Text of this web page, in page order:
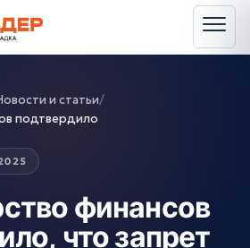
и статьи/
подтвердило
финансов
что запрет